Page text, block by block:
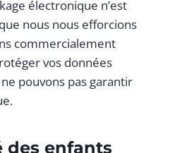
électronique n’est
nous nous efforcions
commercialement
vos données
pouvons pas garantir
des enfants